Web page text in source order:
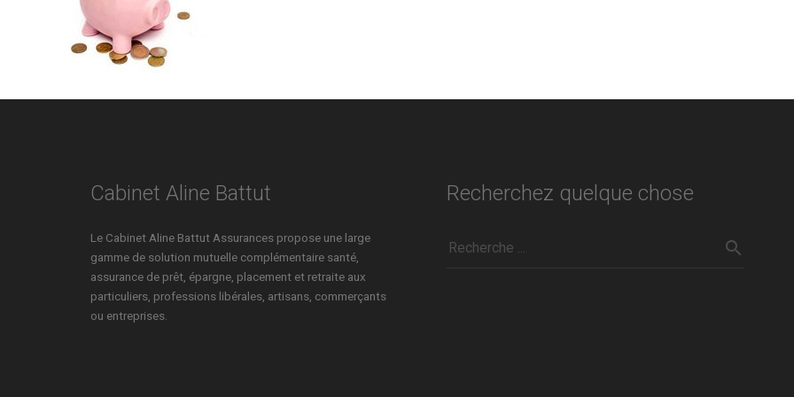
Cabinet Aline Battut
Le Cabinet Aline Battut Assurances propose une large
gamme de solution mutuelle complémentaire santé,
assurance de prêt, épargne, placement et retraite aux
particuliers, professions libérales, artisans, commerçants
ou entreprises.
Recherchez quelque chose